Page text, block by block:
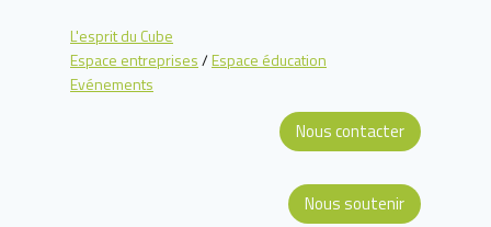
L'esprit du Cube
Espace entreprises/Espace éducation
Evénements
Nous contacter
Nous soutenir